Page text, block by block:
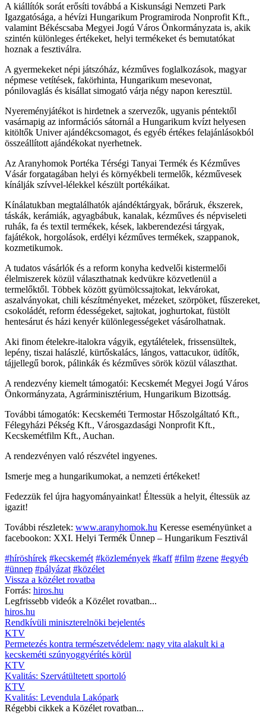
A kiállítók sorát erősíti továbbá a Kiskunsági Nemzeti Park
Igazgatósága, a hévízi Hungarikum Programiroda Nonprofit Kft.,
valamint Békéscsaba Megyei Jogú Város Önkormányzata is, akik
szintén különleges értékeket, helyi termékeket és bemutatókat
hoznak a fesztiválra.
A gyermekeket népi játszóház, kézműves foglalkozások, magyar
népmese vetítések, fakörhinta, Hungarikum mesevonat,
pónilovaglás és kisállat simogató várja négy napon keresztül.
Nyereményjátékot is hirdetnek a szervezők, ugyanis péntektől
vasárnapig az információs sátornál a Hungarikum kvízt helyesen
kitöltők Univer ajándékcsomagot, és egyéb értékes felajánlásokból
összeállított ajándékokat nyerhetnek.
Az Aranyhomok Portéka Térségi Tanyai Termék és Kézműves
Vásár forgatagában helyi és környékbeli termelők, kézművesek
kínálják szívvel-lélekkel készült portékáikat.
Kínálatukban megtalálhatók ajándéktárgyak, bőráruk, ékszerek,
táskák, kerámiák, agyagbábuk, kanalak, kézműves és népviseleti
ruhák, fa és textil termékek, kések, lakberendezési tárgyak,
fajátékok, horgolások, erdélyi kézműves termékek, szappanok,
kozmetikumok.
A tudatos vásárlók és a reform konyha kedvelői kistermelői
élelmiszerek közül választhatnak kedvükre közvetlenül a
termelőktől. Többek között gyümölcssajtokat, lekvárokat,
aszalványokat, chili készítményeket, mézeket, szörpöket, fűszereket,
csokoládét, reform édességeket, sajtokat, joghurtokat, füstölt
hentesárut és házi kenyér különlegességeket vásárolhatnak.
Aki finom ételekre-italokra vágyik, egytálételek, frissensültek,
lepény, tiszai halászlé, kürtőskalács, lángos, vattacukor, üdítők,
tájjellegű borok, pálinkák és kézműves sörök közül választhat.
A rendezvény kiemelt támogatói: Kecskemét Megyei Jogú Város
Önkormányzata, Agrárminisztérium, Hungarikum Bizottság.
További támogatók: Kecskeméti Termostar Hőszolgáltató Kft.,
Félegyházi Pékség Kft., Városgazdasági Nonprofit Kft.,
Kecskemétfilm Kft., Auchan.
A rendezvényen való részvétel ingyenes.
Ismerje meg a hungarikumokat, a nemzeti értékeket!
Fedezzük fel újra hagyományainkat! Éltessük a helyit, éltessük az
igazit!
További részletek: www.aranyhomok.hu Keresse eseményünket a
facebookon: XXI. Helyi Termék Ünnep – Hungarikum Fesztivál
#híröshírek #kecskemét #közlemények #kaff #film #zene #egyéb
#ünnep #pályázat #közélet
Vissza a közélet rovatba
Forrás: hiros.hu
Legfrissebb videók a Közélet rovatban...
hiros.hu
Rendkívüli miniszterelnöki bejelentés
KTV
Permetezés kontra természetvédelem: nagy vita alakult ki a
kecskeméti szúnyoggyérítés körül
KTV
Kvalitás: Szervátültetett sportoló
KTV
Kvalitás: Levendula Lakópark
Régebbi cikkek a Közélet rovatban...